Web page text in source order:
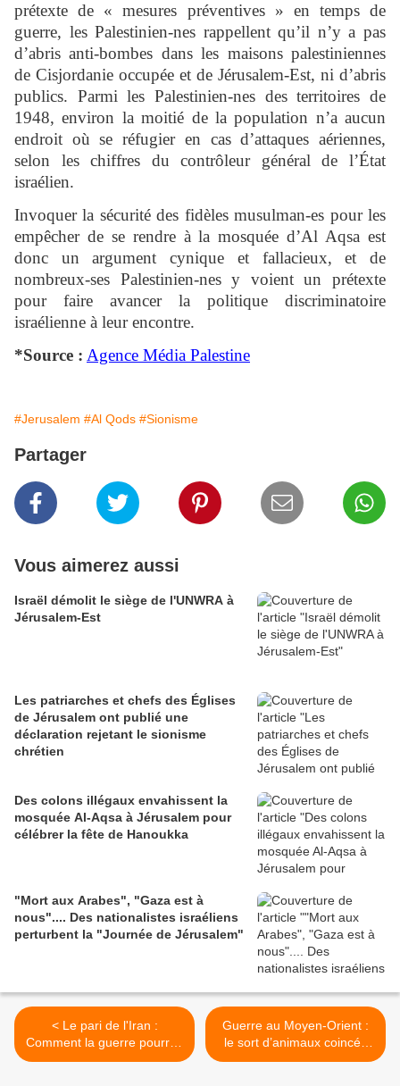
prétexte de « mesures préventives » en temps de
guerre, les Palestinien-nes rappellent qu’il n’y a pas
d’abris anti-bombes dans les maisons palestiniennes
de Cisjordanie occupée et de Jérusalem-Est, ni d’abris
publics. Parmi les Palestinien-nes des territoires de
1948, environ la moitié de la population n’a aucun
endroit où se réfugier en cas d’attaques aériennes,
selon les chiffres du contrôleur général de l’État
israélien.
Invoquer la sécurité des fidèles musulman-es pour les
empêcher de se rendre à la mosquée d’Al Aqsa est
donc un argument cynique et fallacieux, et de
nombreux-ses Palestinien-nes y voient un prétexte
pour faire avancer la politique discriminatoire
israélienne à leur encontre.
*Source : Agence Média Palestine
#Jerusalem #Al Qods #Sionisme
Partager
Vous aimerez aussi
Israël démolit le siège de l'UNWRA à
Jérusalem-Est
Les patriarches et chefs des Églises
de Jérusalem ont publié une
déclaration rejetant le sionisme
chrétien
Des colons illégaux envahissent la
mosquée Al-Aqsa à Jérusalem pour
célébrer la fête de Hanoukka
"Mort aux Arabes", "Gaza est à
nous".... Des nationalistes israéliens
perturbent la "Journée de Jérusalem"
< Le pari de l'Iran :
Comment la guerre pourrait
décider de l'avenir politique
Guerre au Moyen-Orient :
le sort d’animaux coincés
en pleine mer sur des